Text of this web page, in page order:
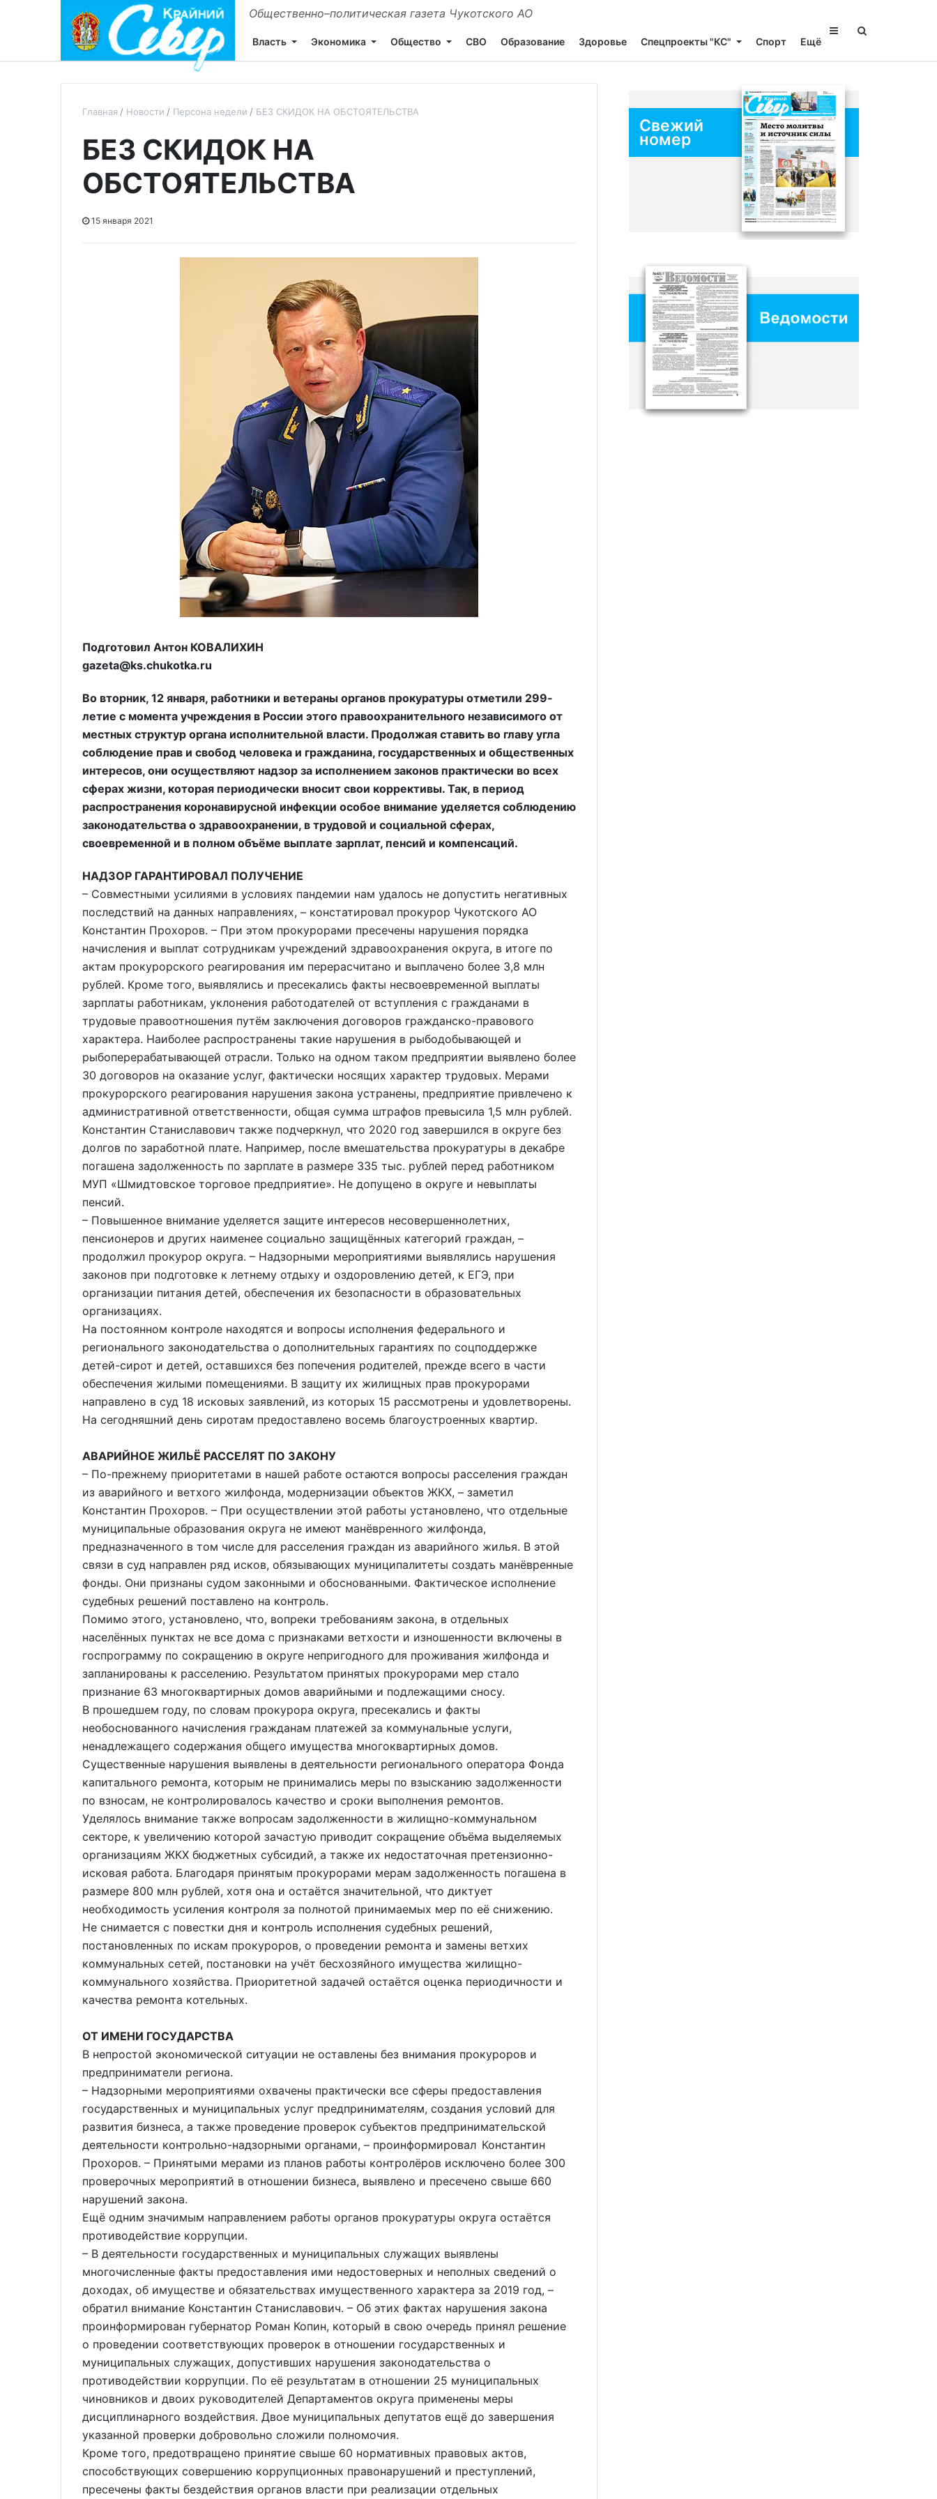
Общественно–политическая газета Чукотского АО
Власть Экономика Общество СВО Образование Здоровье Спецпроекты "КС" Спорт Ещё
Главная Новости Персона недели БЕЗ СКИДОК НА ОБСТОЯТЕЛЬСТВА
БЕЗ СКИДОК НА
ОБСТОЯТЕЛЬСТВА
15 января 2021
Подготовил Антон КОВАЛИХИН
gazeta@ks.chukotka.ru
Во вторник, 12 января, работники и ветераны органов прокуратуры отметили 299-
летие с момента учреждения в России этого правоохранительного независимого от
местных структур органа исполнительной власти. Продолжая ставить во главу угла
соблюдение прав и свобод человека и гражданина, государственных и общественных
интересов, они осуществляют надзор за исполнением законов практически во всех
сферах жизни, которая периодически вносит свои коррективы. Так, в период
распространения коронавирусной инфекции особое внимание уделяется соблюдению
законодательства о здравоохранении, в трудовой и социальной сферах,
своевременной и в полном объёме выплате зарплат, пенсий и компенсаций.
НАДЗОР ГАРАНТИРОВАЛ ПОЛУЧЕНИЕ
– Совместными усилиями в условиях пандемии нам удалось не допустить негативных
последствий на данных направлениях, – констатировал прокурор Чукотского АО
Константин Прохоров. – При этом прокурорами пресечены нарушения порядка
начисления и выплат сотрудникам учреждений здравоохранения округа, в итоге по
актам прокурорского реагирования им перерасчитано и выплачено более 3,8 млн
рублей. Кроме того, выявлялись и пресекались факты несвоевременной выплаты
зарплаты работникам, уклонения работодателей от вступления с гражданами в
трудовые правоотношения путём заключения договоров гражданско-правового
характера. Наиболее распространены такие нарушения в рыбодобывающей и
рыбоперерабатывающей отрасли. Только на одном таком предприятии выявлено более
30 договоров на оказание услуг, фактически носящих характер трудовых. Мерами
прокурорского реагирования нарушения закона устранены, предприятие привлечено к
административной ответственности, общая сумма штрафов превысила 1,5 млн рублей.
Константин Станиславович также подчеркнул, что 2020 год завершился в округе без
долгов по заработной плате. Например, после вмешательства прокуратуры в декабре
погашена задолженность по зарплате в размере 335 тыс. рублей перед работником
МУП «Шмидтовское торговое предприятие». Не допущено в округе и невыплаты
пенсий.
– Повышенное внимание уделяется защите интересов несовершеннолетних,
пенсионеров и других наименее социально защищённых категорий граждан, –
продолжил прокурор округа. – Надзорными мероприятиями выявлялись нарушения
законов при подготовке к летнему отдыху и оздоровлению детей, к ЕГЭ, при
организации питания детей, обеспечения их безопасности в образовательных
организациях.
На постоянном контроле находятся и вопросы исполнения федерального и
регионального законодательства о дополнительных гарантиях по соцподдержке
детей-сирот и детей, оставшихся без попечения родителей, прежде всего в части
обеспечения жилыми помещениями. В защиту их жилищных прав прокурорами
направлено в суд 18 исковых заявлений, из которых 15 рассмотрены и удовлетворены.
На сегодняшний день сиротам предоставлено восемь благоустроенных квартир.
АВАРИЙНОЕ ЖИЛЬЁ РАССЕЛЯТ ПО ЗАКОНУ
– По-прежнему приоритетами в нашей работе остаются вопросы расселения граждан
из аварийного и ветхого жилфонда, модернизации объектов ЖКХ, – заметил
Константин Прохоров. – При осуществлении этой работы установлено, что отдельные
муниципальные образования округа не имеют манёвренного жилфонда,
предназначенного в том числе для расселения граждан из аварийного жилья. В этой
связи в суд направлен ряд исков, обязывающих муниципалитеты создать манёвренные
фонды. Они признаны судом законными и обоснованными. Фактическое исполнение
судебных решений поставлено на контроль.
Помимо этого, установлено, что, вопреки требованиям закона, в отдельных
населённых пунктах не все дома с признаками ветхости и изношенности включены в
госпрограмму по сокращению в округе непригодного для проживания жилфонда и
запланированы к расселению. Результатом принятых прокурорами мер стало
признание 63 многоквартирных домов аварийными и подлежащими сносу.
В прошедшем году, по словам прокурора округа, пресекались и факты
необоснованного начисления гражданам платежей за коммунальные услуги,
ненадлежащего содержания общего имущества многоквартирных домов.
Существенные нарушения выявлены в деятельности регионального оператора Фонда
капитального ремонта, которым не принимались меры по взысканию задолженности
по взносам, не контролировалось качество и сроки выполнения ремонтов.
Уделялось внимание также вопросам задолженности в жилищно-коммунальном
секторе, к увеличению которой зачастую приводит сокращение объёма выделяемых
организациям ЖКХ бюджетных субсидий, а также их недостаточная претензионно-
исковая работа. Благодаря принятым прокурорами мерам задолженность погашена в
размере 800 млн рублей, хотя она и остаётся значительной, что диктует
необходимость усиления контроля за полнотой принимаемых мер по её снижению.
Не снимается с повестки дня и контроль исполнения судебных решений,
постановленных по искам прокуроров, о проведении ремонта и замены ветхих
коммунальных сетей, постановки на учёт бесхозяйного имущества жилищно-
коммунального хозяйства. Приоритетной задачей остаётся оценка периодичности и
качества ремонта котельных.
ОТ ИМЕНИ ГОСУДАРСТВА
В непростой экономической ситуации не оставлены без внимания прокуроров и
предприниматели региона.
– Надзорными мероприятиями охвачены практически все сферы предоставления
государственных и муниципальных услуг предпринимателям, создания условий для
развития бизнеса, а также проведение проверок субъектов предпринимательской
деятельности контрольно-надзорными органами, – проинформировал Константин
Прохоров. – Принятыми мерами из планов работы контролёров исключено более 300
проверочных мероприятий в отношении бизнеса, выявлено и пресечено свыше 660
нарушений закона.
Ещё одним значимым направлением работы органов прокуратуры округа остаётся
противодействие коррупции.
– В деятельности государственных и муниципальных служащих выявлены
многочисленные факты предоставления ими недостоверных и неполных сведений о
доходах, об имуществе и обязательствах имущественного характера за 2019 год, –
обратил внимание Константин Станиславович. – Об этих фактах нарушения закона
проинформирован губернатор Роман Копин, который в свою очередь принял решение
о проведении соответствующих проверок в отношении государственных и
муниципальных служащих, допустивших нарушения законодательства о
противодействии коррупции. По её результатам в отношении 25 муниципальных
чиновников и двоих руководителей Департаментов округа применены меры
дисциплинарного воздействия. Двое муниципальных депутатов ещё до завершения
указанной проверки добровольно сложили полномочия.
Кроме того, предотвращено принятие свыше 60 нормативных правовых актов,
способствующих совершению коррупционных правонарушений и преступлений,
пресечены факты бездействия органов власти при реализации отдельных
Свежий
номер